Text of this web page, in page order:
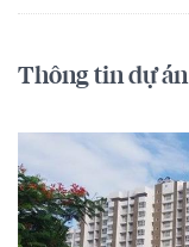
Thông tin dự án